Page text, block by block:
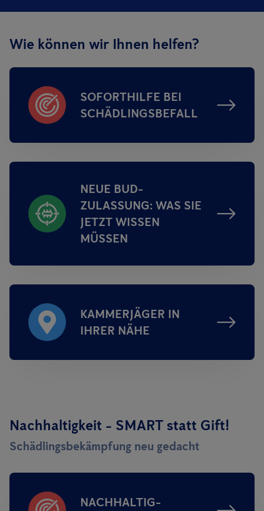
Wie können wir Ihnen helfen?
SOFORTHILFE BEI
SCHÄDLINGSBEFALL
NEUE BUD-
ZULASSUNG: WAS SIE
JETZT WISSEN
MÜSSEN
KAMMERJÄGER IN
IHRER NÄHE
Nachhaltigkeit - SMART statt Gift!
Schädlingsbekämpfung neu gedacht
NACHHALTIG­